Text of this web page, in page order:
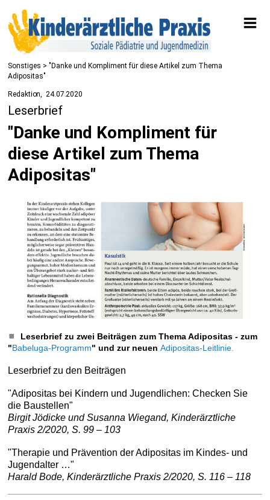
Sonstiges > "Danke und Kompliment für diese Artikel zum Thema
Adipositas"
Redaktion 24.07.2020
Leserbrief
"Danke und Kompliment für
diese Artikel zum Thema
Adipositas"
Leserbrief zu zwei Beiträgen zum Thema Adipositas - zum
"Babeluga-Programm" und zur neuenAdipositas-Leitlinie.
Leserbrief zu den Beiträgen
"Adipositas bei Kindern und Jugendlichen: Checken Sie
die Baustellen"
Birgit Jödicke und Susanna Wiegand, Kinderärztliche
Praxis 2/2020, S. 99 – 103
"Therapie und Prävention der Adipositas im Kindes- und
Jugendalter …"
Harald Bode, Kinderärztliche Praxis 2/2020, S. 116 – 118